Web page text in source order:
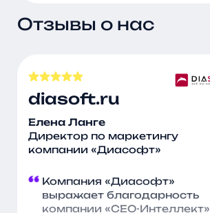
Отзывы о нас
diasoft.ru
Елена Ланге
Директор по маркетингу
компании «Диасофт»
Компания «Диасофт»
выражает благодарность
компании «СЕО-Интеллект»